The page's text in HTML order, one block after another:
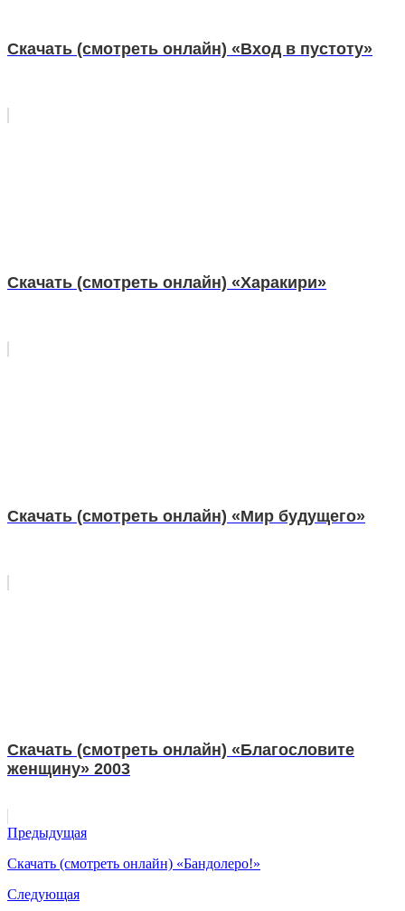
Скачать (смотреть онлайн) «Вход в пустоту»
Скачать (смотреть онлайн) «Харакири»
Скачать (смотреть онлайн) «Мир будущего»
Скачать (смотреть онлайн) «Благословите
женщину» 2003
Предыдущая
Скачать (смотреть онлайн) «Бандолеро!»
Следующая